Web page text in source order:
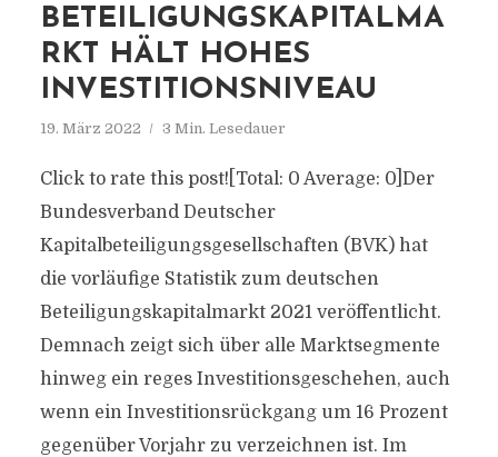
BETEILIGUNGSKAPITALMA
RKT HÄLT HOHES
INVESTITIONSNIVEAU
19. März 2022 3 Min. Lesedauer
Click to rate this post![Total: 0 Average: 0]Der
Bundesverband Deutscher
Kapitalbeteiligungsgesellschaften (BVK) hat
die vorläufige Statistik zum deutschen
Beteiligungskapitalmarkt 2021 veröffentlicht.
Demnach zeigt sich über alle Marktsegmente
hinweg ein reges Investitionsgeschehen, auch
wenn ein Investitionsrückgang um 16 Prozent
gegenüber Vorjahr zu verzeichnen ist. Im